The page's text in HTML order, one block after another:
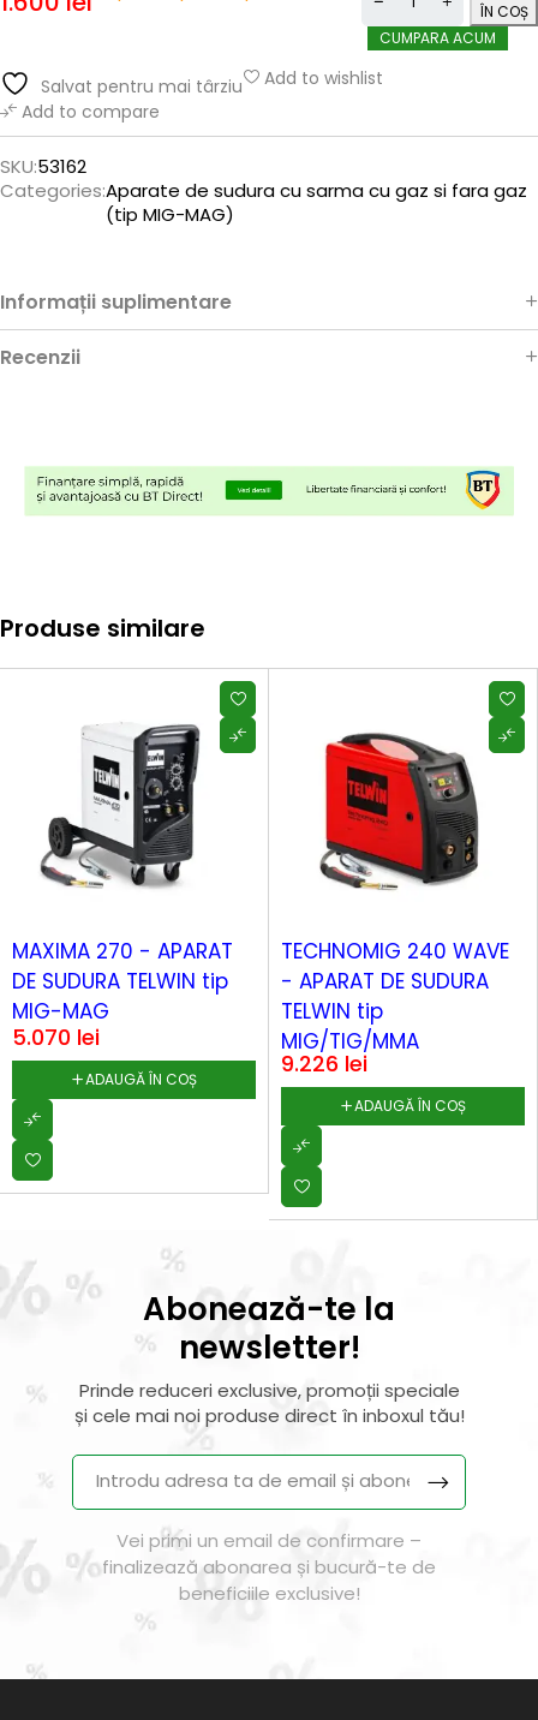
ÎN COȘ
CUMPARA ACUM
Salvat pentru mai târziu
Add to wishlist
Add to compare
SKU:53162
Categories:Aparate de sudura cu sarma cu gaz si fara gaz
(tip MIG-MAG)
Informații suplimentare
Recenzii
Produse similare
MAXIMA 270 - APARAT
DE SUDURA TELWIN tip
MIG-MAG
5.070 lei
ADAUGĂ ÎN COȘ
TECHNOMIG 240 WAVE
- APARAT DE SUDURA
TELWIN tip
MIG/TIG/MMA
9.226 lei
ADAUGĂ ÎN COȘ
Abonează-te la
newsletter!
Prinde reduceri exclusive, promoții speciale
și cele mai noi produse direct în inboxul tău!
Vei primi un email de confirmare –
finalizează abonarea și bucură-te de
beneficiile exclusive!